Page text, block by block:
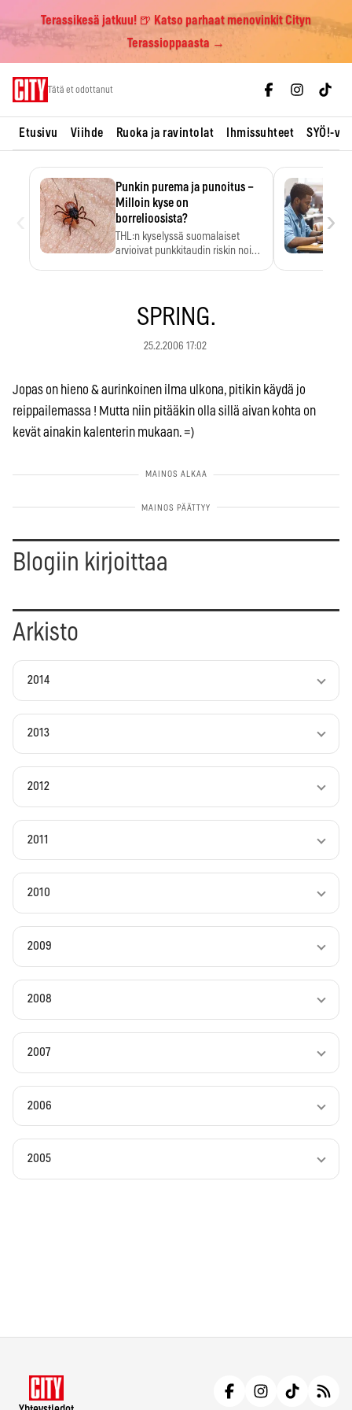
Terassikesä jatkuu! 🍺 Katso parhaat menovinkit Cityn
Terassioppaasta →
Tätä et odottanut
Etusivu Viihde Ruoka ja ravintolat Ihmissuhteet SYÖ!-
Punkin purema ja punoitus –
Milloin kyse on
borrelioosista?
THL:n kyselyssä suomalaiset
arvioivat punkkitaudin riskin noin
›
SPRING.
25.2.2006 17:02
Jopas on hieno & aurinkoinen ilma ulkona, pitikin käydä jo
reippailemassa ! Mutta niin pitääkin olla sillä aivan kohta on
kevät ainakin kalenterin mukaan. =)
Blogiin kirjoittaa
Arkisto
2014
2013
2012
2011
2010
2009
2008
2007
2006
2005